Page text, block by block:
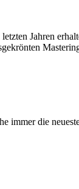
Jahren
immer die